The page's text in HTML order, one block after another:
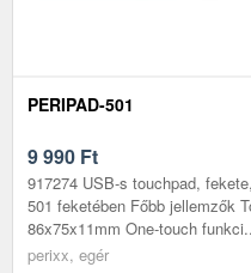
PERIPAD-501
9 990 Ft
917274 USB-s touchpad,
501 feketében Főbb jellemzők
86x75x11mm One-touch
perixx, egér